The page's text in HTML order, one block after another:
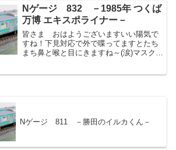
で静かに美味しいものを食べたいですね
ぇ～。普段は慌ただしく...
Nゲージ 832 －1985年 つくば
万博 エキスポライナー－
皆さま おはようございますいい陽気で
すね！下見対応で外で喋ってますとたち
まち鼻と喉と目にきますね～(涙)マスクな
Nゲージ 811 －勝田のイルカくん－